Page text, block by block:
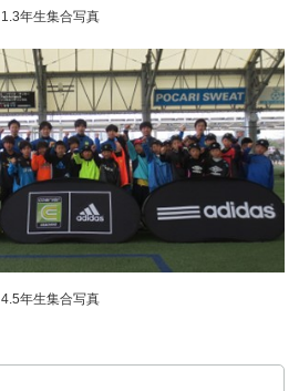
1.3年生集合写真
4.5年生集合写真